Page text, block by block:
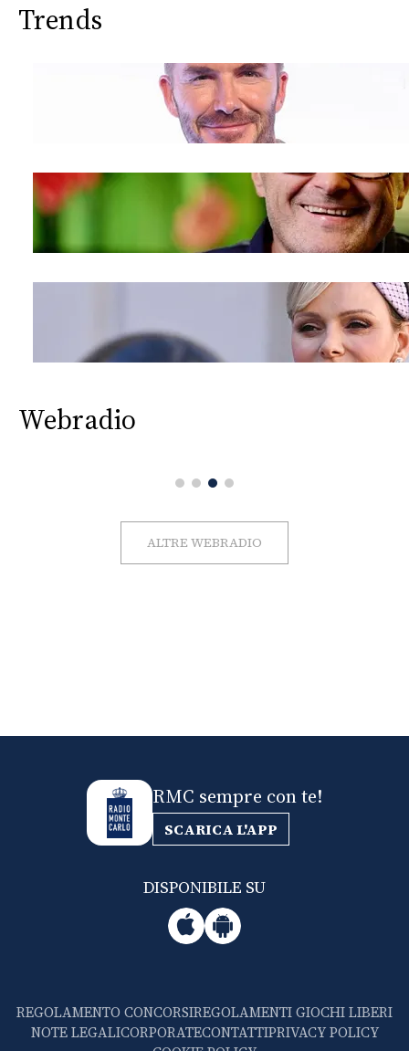
Trends
Webradio
ALTRE WEBRADIO
RMC sempre con te!
SCARICA L'APP
DISPONIBILE SU
REGOLAMENTO CONCORSIREGOLAMENTI GIOCHI LIBERI
NOTE LEGALICORPORATECONTATTIPRIVACY POLICY